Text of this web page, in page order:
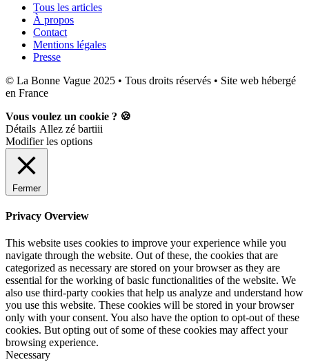
Tous les articles
À propos
Contact
Mentions légales
Presse
© La Bonne Vague 2025 • Tous droits réservés • Site web hébergé
en France
Vous voulez un cookie ? 🍪
Détails Allez zé bartiii
Modifier les options
Fermer
Privacy Overview
This website uses cookies to improve your experience while you
navigate through the website. Out of these, the cookies that are
categorized as necessary are stored on your browser as they are
essential for the working of basic functionalities of the website. We
also use third-party cookies that help us analyze and understand how
you use this website. These cookies will be stored in your browser
only with your consent. You also have the option to opt-out of these
cookies. But opting out of some of these cookies may affect your
browsing experience.
Necessary